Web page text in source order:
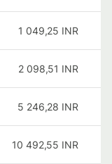
1 049,25 INR
2 098,51 INR
5 246,28 INR
10 492,55 INR